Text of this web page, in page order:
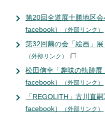
第20回全道展十勝地区
facebook）
（外部リンク）
第32回繭の会「絵画」
（外部リンク）
松田信幸「趣味の軌跡
facebook）
（外部リンク）
「REGOLITH」古川直
facebook）
（外部リンク）